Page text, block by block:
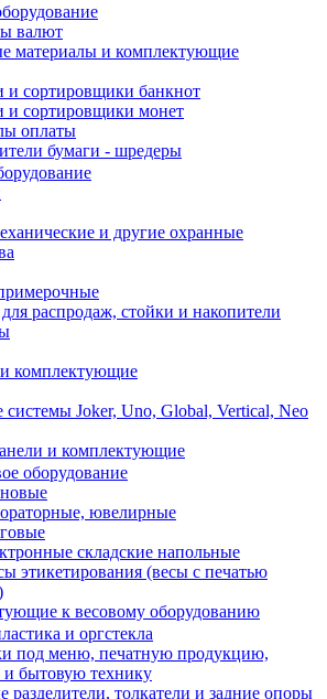
валют
материалы и комплектующие
и сортировщики банкнот
и сортировщики монет
оплаты
бумаги - шредеры
и другие охранные
распродаж, стойки и накопители
комплектующие
системы Joker, Uno, Global, Vertical, Neo
и комплектующие
оборудование
ювелирные
складские напольные
этикетирования (весы с печатью
к весовому оборудованию
и оргстекла
под меню, печатную продукцию,
бытовую технику
разделители, толкатели и задние опоры